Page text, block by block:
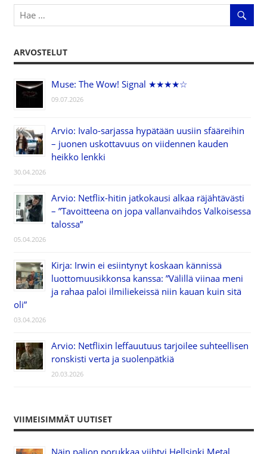
ARVOSTELUT
Muse: The Wow! Signal ★★★★☆
09.07.2026
Arvio: Ivalo-sarjassa hypätään uusiin sfääreihin
– juonen uskottavuus on viidennen kauden
heikko lenkki
30.04.2026
Arvio: Netflix-hitin jatkokausi alkaa räjähtävästi
– ”Tavoitteena on jopa vallanvaihdos Valkoisessa
talossa”
05.04.2026
Kirja: Irwin ei esiintynyt koskaan kännissä
luottomuusikkonsa kanssa: ”Välillä viinaa meni
ja rahaa paloi ilmiliekeissä niin kauan kuin sitä
oli”
03.04.2026
Arvio: Netflixin leffauutuus tarjoilee suhteellisen
ronskisti verta ja suolenpätkiä
20.03.2026
VIIMEISIMMÄT UUTISET
Näin paljon porukkaa viihtyi Hellsinki Metal